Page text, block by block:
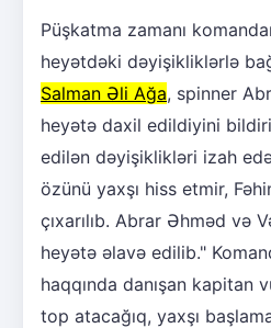
Püşkatma zamanı
heyətdəki dəyişikliklərlə
Salman Əli Ağa, spinner
heyətə daxil edildiyini
edilən dəyişiklikləri izah
özünü yaxşı hiss etmir,
çıxarılıb. Abrar Əhməd və
heyətə əlavə edilib."
haqqında danışan kapitan
top atacağıq, yaxşı